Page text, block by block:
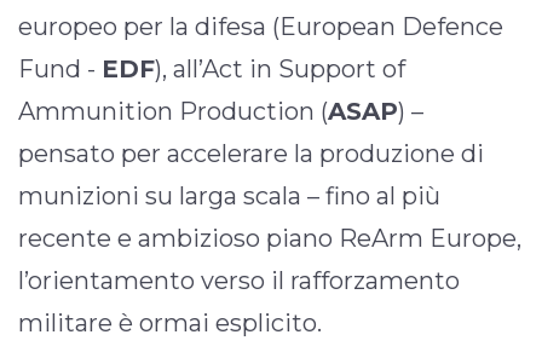
europeo per la difesa (European Defence
Fund - EDF), all’Act in Support of
Ammunition Production (ASAP) –
pensato per accelerare la produzione di
munizioni su larga scala – fino al più
recente e ambizioso piano ReArm Europe,
l’orientamento verso il rafforzamento
militare è ormai esplicito.